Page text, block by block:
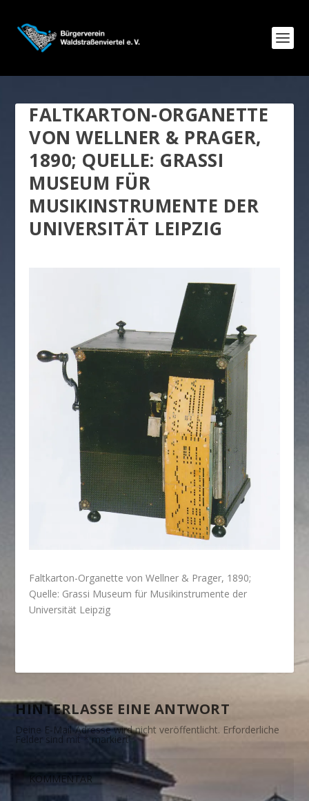
FALTKARTON-ORGANETTE
VON WELLNER & PRAGER,
1890; QUELLE: GRASSI
MUSEUM FÜR
MUSIKINSTRUMENTE DER
UNIVERSITÄT LEIPZIG
Faltkarton-Organette von Wellner & Prager, 1890;
Quelle: Grassi Museum für Musikinstrumente der
Universität Leipzig
HINTERLASSE EINE ANTWORT
Deine E-Mail-Adresse wird nicht veröffentlicht. Erforderliche
Felder sind mit * markiert